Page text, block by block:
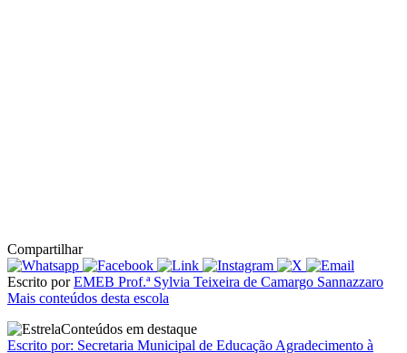
Compartilhar
Escrito por EMEB Prof.ª Sylvia Teixeira de Camargo Sannazzaro
Mais conteúdos desta escola
Conteúdos em destaque
Escrito por: Secretaria Municipal de Educação Agradecimento à